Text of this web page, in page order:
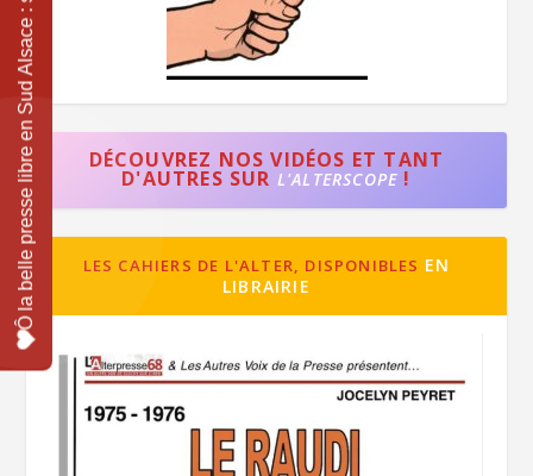
DÉCOUVREZ NOS VIDÉOS ET TANT
D'AUTRES SUR L'ALTERSCOPE !
LES CAHIERS DE L'ALTER, DISPONIBLES EN
LIBRAIRIE